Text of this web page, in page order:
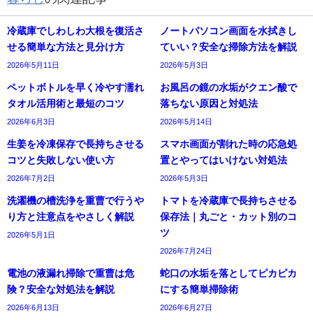
冷蔵庫でしわしわ大根を復活さ
せる簡単な方法と見分け方
2026年5月11日
ノートパソコン画面を水拭きし
ていい？安全な掃除方法を解説
2026年5月3日
ペットボトルを早く冷やす濡れ
タオル活用術と最短のコツ
2026年6月3日
お風呂の鏡の水垢がクエン酸で
落ちない原因と対処法
2026年5月14日
生姜を冷凍保存で長持ちさせる
コツと失敗しない使い方
2026年7月2日
スマホ画面が割れた時の応急処
置とやってはいけない対処法
2026年5月3日
洗濯機の槽洗浄を重曹で行うや
り方と注意点をやさしく解説
2026年5月1日
トマトを冷蔵庫で長持ちさせる
保存法｜丸ごと・カット別のコ
ツ
2026年7月24日
電池の液漏れ掃除で重曹は危
険？安全な対処法を解説
2026年6月13日
蛇口の水垢を落としてピカピカ
にする簡単掃除術
2026年6月27日